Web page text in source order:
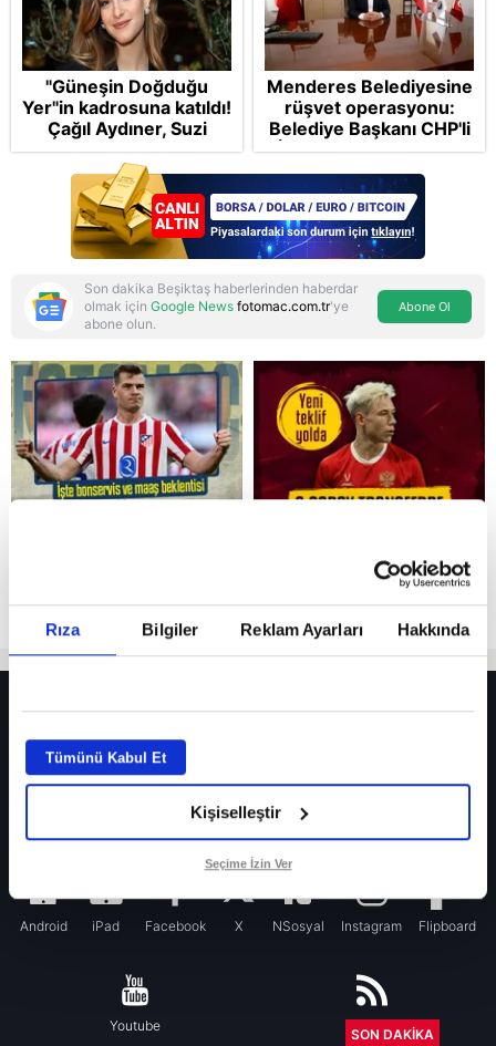
Rıza Bilgiler Reklam Ayarları Hakkında
Tümünü Kabul Et
Kişiselleştir
Seçime İzin Ver
Reddet
"Güneşin Doğduğu
Yer"in kadrosuna katıldı!
Çağıl Aydıner, Suzi
karakteriyle geliyor
Menderes Belediyesine
rüşvet operasyonu:
Belediye Başkanı CHP'li
İlkay Çiçek tutuklandı
Son dakika Beşiktaş haberlerinden haberdar
olmak için Google News fotomac.com.tr'ye
abone olun.
Abone Ol
Fenerbahçe’de sürpriz ayrılık ihtimali! Devre arasında gelmişti
Fenerbahçe’nin yeni transferi Mason Greenwood için olay sözler!
Galatasaray’da rota yeniden Thiago Almada!
Android iPad Facebook X NSosyal Instagram Flipboard
Youtube RSS
SON DAKİKA